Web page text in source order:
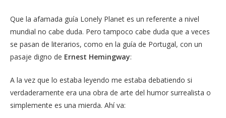
Que la afamada guía Lonely Planet es un referente a nivel
mundial no cabe duda. Pero tampoco cabe duda que a veces
se pasan de literarios, como en la guía de Portugal, con un
pasaje digno de Ernest Hemingway:
A la vez que lo estaba leyendo me estaba debatiendo si
verdaderamente era una obra de arte del humor surrealista o
simplemente es una mierda. Ahí va: